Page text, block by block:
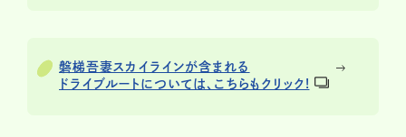
磐梯吾妻スカイラインが含まれる
ドライブルートについては、こちらもクリック!